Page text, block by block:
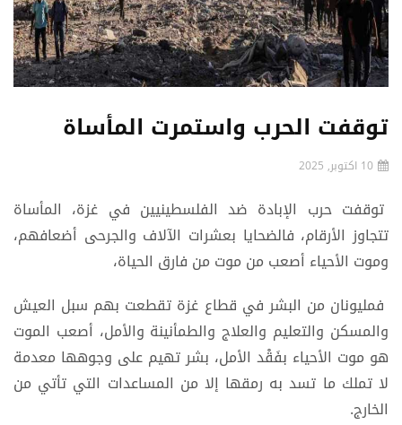
توقفت الحرب واستمرت المأساة
10 اكتوبر, 2025
توقفت حرب الإبادة ضد الفلسطينيين في غزة، المأساة
تتجاوز الأرقام، فالضحايا بعشرات الآلاف والجرحى أضعافهم،
وموت الأحياء أصعب من موت من فارق الحياة،
فمليونان من البشر في قطاع غزة تقطعت بهم سبل العيش
والمسكن والتعليم والعلاج والطمأنينة والأمل، أصعب الموت
هو موت الأحياء بفَقْد الأمل، بشر تهيم على وجوهها معدمة
لا تملك ما تسد به رمقها إلا من المساعدات التي تأتي من
الخارج.